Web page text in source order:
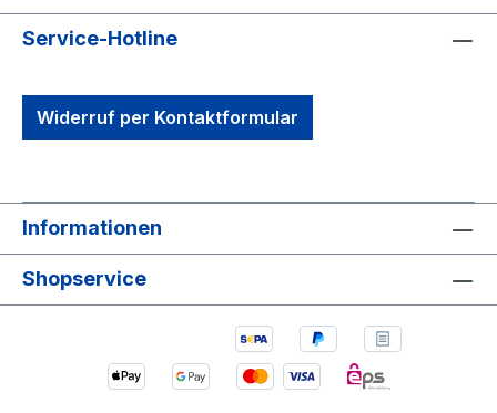
Trocken- und Nassanwendungen.Dank
des praktischen Klettverschlusses lassen
Durchmesser schnell und sicher
befestigen. Ideal für Möbelbau,
Restaurierungen oder den Innenausbau
für Schleifpapier Ø 150mmMit
Klettverschluss für schnellen
SchleifpapierwechselFür Trocken- und
Nassschliff geeignetErgonomische
Handkontur für komfortables
ArbeitenTechnische Daten:Maße: 8,5 x
14,5 x 5,0 cmGewicht: 120
GrammEinsatzbereiche:HolzbearbeitungA
Service-Hotline
Widerruf per Kontaktformular
Informationen
Shopservice